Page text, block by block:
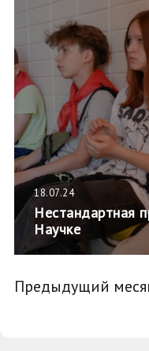
18.07.24
Нестандартная
Научке
Предыдущий